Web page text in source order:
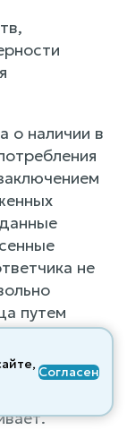
о наличии в
не
путем
суммы
для
Согласен